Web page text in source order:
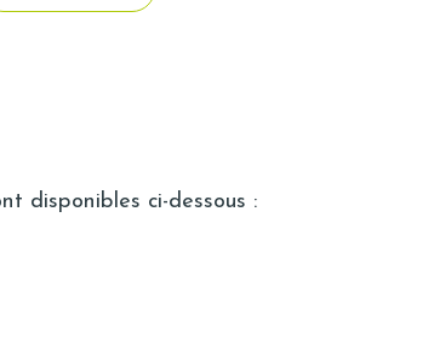
disponibles ci-dessous :